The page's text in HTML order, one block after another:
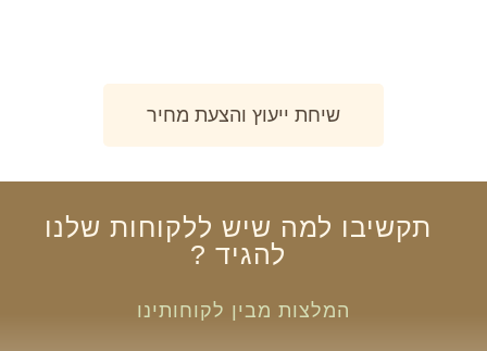
שיחת ייעוץ והצעת מחיר
תקשיבו למה שיש ללקוחות שלנו
להגיד ?
המלצות מבין לקוחותינו